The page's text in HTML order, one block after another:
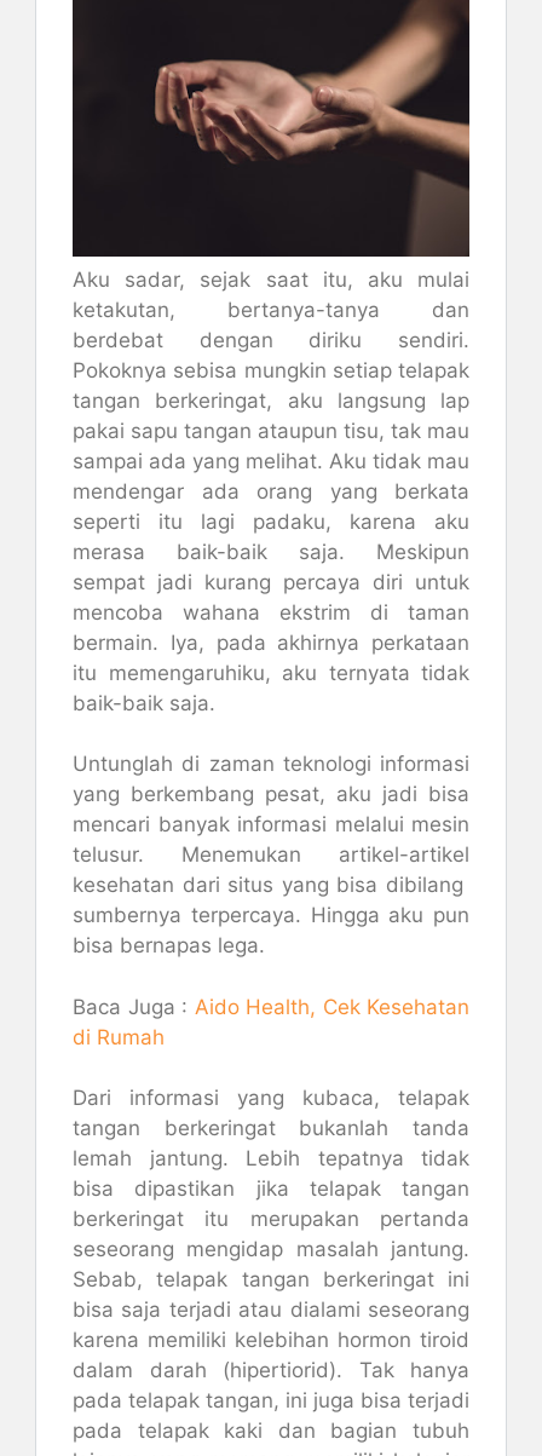
Aku sadar, sejak saat itu, aku mulai
ketakutan, bertanya-tanya dan
berdebat dengan diriku sendiri.
Pokoknya sebisa mungkin setiap telapak
tangan berkeringat, aku langsung lap
pakai sapu tangan ataupun tisu, tak mau
sampai ada yang melihat. Aku tidak mau
mendengar ada orang yang berkata
seperti itu lagi padaku, karena aku
merasa baik-baik saja. Meskipun
sempat jadi kurang percaya diri untuk
mencoba wahana ekstrim di taman
bermain. Iya, pada akhirnya perkataan
itu memengaruhiku, aku ternyata tidak
baik-baik saja.
Untunglah di zaman teknologi informasi
yang berkembang pesat, aku jadi bisa
mencari banyak informasi melalui mesin
telusur. Menemukan artikel-artikel
kesehatan dari situs yang bisa dibilang
sumbernya terpercaya. Hingga aku pun
bisa bernapas lega.
Baca Juga : Aido Health, Cek Kesehatan
di Rumah
Dari informasi yang kubaca, telapak
tangan berkeringat bukanlah tanda
lemah jantung. Lebih tepatnya tidak
bisa dipastikan jika telapak tangan
berkeringat itu merupakan pertanda
seseorang mengidap masalah jantung.
Sebab, telapak tangan berkeringat ini
bisa saja terjadi atau dialami seseorang
karena memiliki kelebihan hormon tiroid
dalam darah (hipertiorid). Tak hanya
pada telapak tangan, ini juga bisa terjadi
pada telapak kaki dan bagian tubuh